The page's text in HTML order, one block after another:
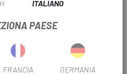
dei pedali quando
dotata di una scanalatura centrale
ITALIANO
PAESE
FRANCIA GERMANIA